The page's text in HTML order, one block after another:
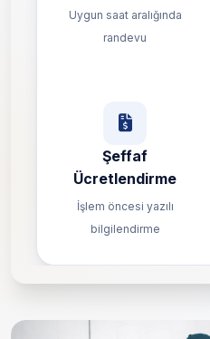
Uygun saat aralığında
randevu
Şeffaf
Ücretlendirme
İşlem öncesi yazılı
bilgilendirme